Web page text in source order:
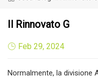
Il Rinnovato G
Feb 29, 2024
Normalmente, la divisione